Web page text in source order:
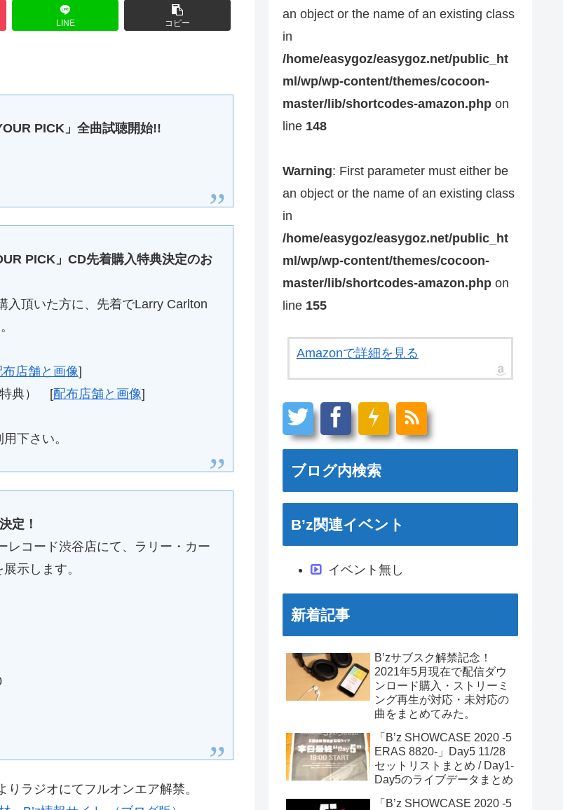
LINE コピー
PICK」全曲試聴開始!!
PICK」CD先着購入特典決定のお
入頂いた方に、先着でLarry Carlton
店舗と画像]
特典） [配布店舗と画像]
下さい。
定！
レコード渋谷店にて、ラリー・カー
示します。
ラジオにてフルオンエア解禁。
an object or the name of an existing class
in
/home/easygoz/easygoz.net/public_ht
ml/wp/wp-content/themes/cocoon-
master/lib/shortcodes-amazon.php on
line 148
Warning: First parameter must either be
an object or the name of an existing class
in
/home/easygoz/easygoz.net/public_ht
ml/wp/wp-content/themes/cocoon-
master/lib/shortcodes-amazon.php on
line 155
Amazonで詳細を見る
ブログ内検索
B’z関連イベント
イベント無し
新着記事
B’zサブスク解禁記念！
2021年5月現在で配信ダウ
ンロード購入・ストリーミ
ング再生が対応・未対応の
曲をまとめてみた。
「B’z SHOWCASE 2020 -5
ERAS 8820-」Day5 11/28
セットリストまとめ / Day1-
Day5のライブデータまとめ
「B’z SHOWCASE 2020 -5